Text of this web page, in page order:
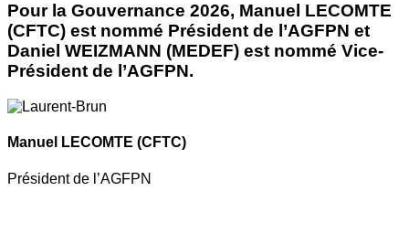
Pour la Gouvernance 2026, Manuel LECOMTE
(CFTC) est nommé Président de l’AGFPN et
Daniel WEIZMANN (MEDEF) est nommé Vice-
Président de l’AGFPN.
Manuel LECOMTE (CFTC)
Président de l’AGFPN